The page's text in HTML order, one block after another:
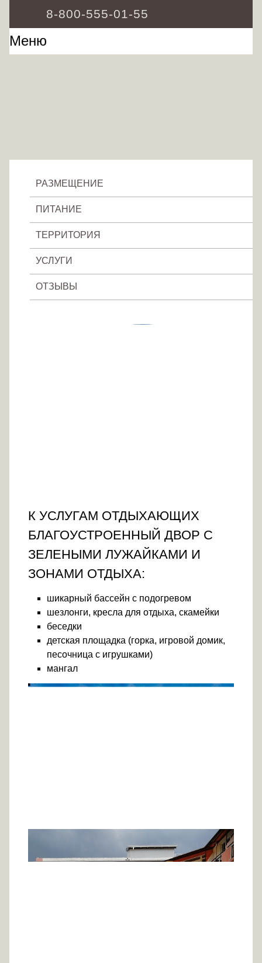
8-800-555-01-55
Меню
РАЗМЕЩЕНИЕ
ПИТАНИЕ
ТЕРРИТОРИЯ
УСЛУГИ
ОТЗЫВЫ
К УСЛУГАМ ОТДЫХАЮЩИХ
БЛАГОУСТРОЕННЫЙ ДВОР С
ЗЕЛЕНЫМИ ЛУЖАЙКАМИ И
ЗОНАМИ ОТДЫХА:
шикарный бассейн с подогревом
шезлонги, кресла для отдыха, скамейки
беседки
детская площадка (горка, игровой домик,
песочница с игрушками)
мангал